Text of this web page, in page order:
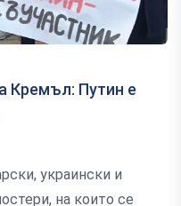
Кремъл: Путин е
украински и
на които се